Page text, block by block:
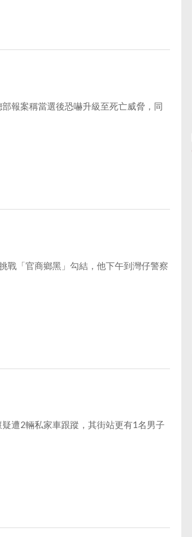
報案稱當選後恐嚇升級至死亡威脅，同
戰「官商鄉黑」勾結，他下午到灣仔警察
遭2輛私家車跟蹤，其街站更有1名男子